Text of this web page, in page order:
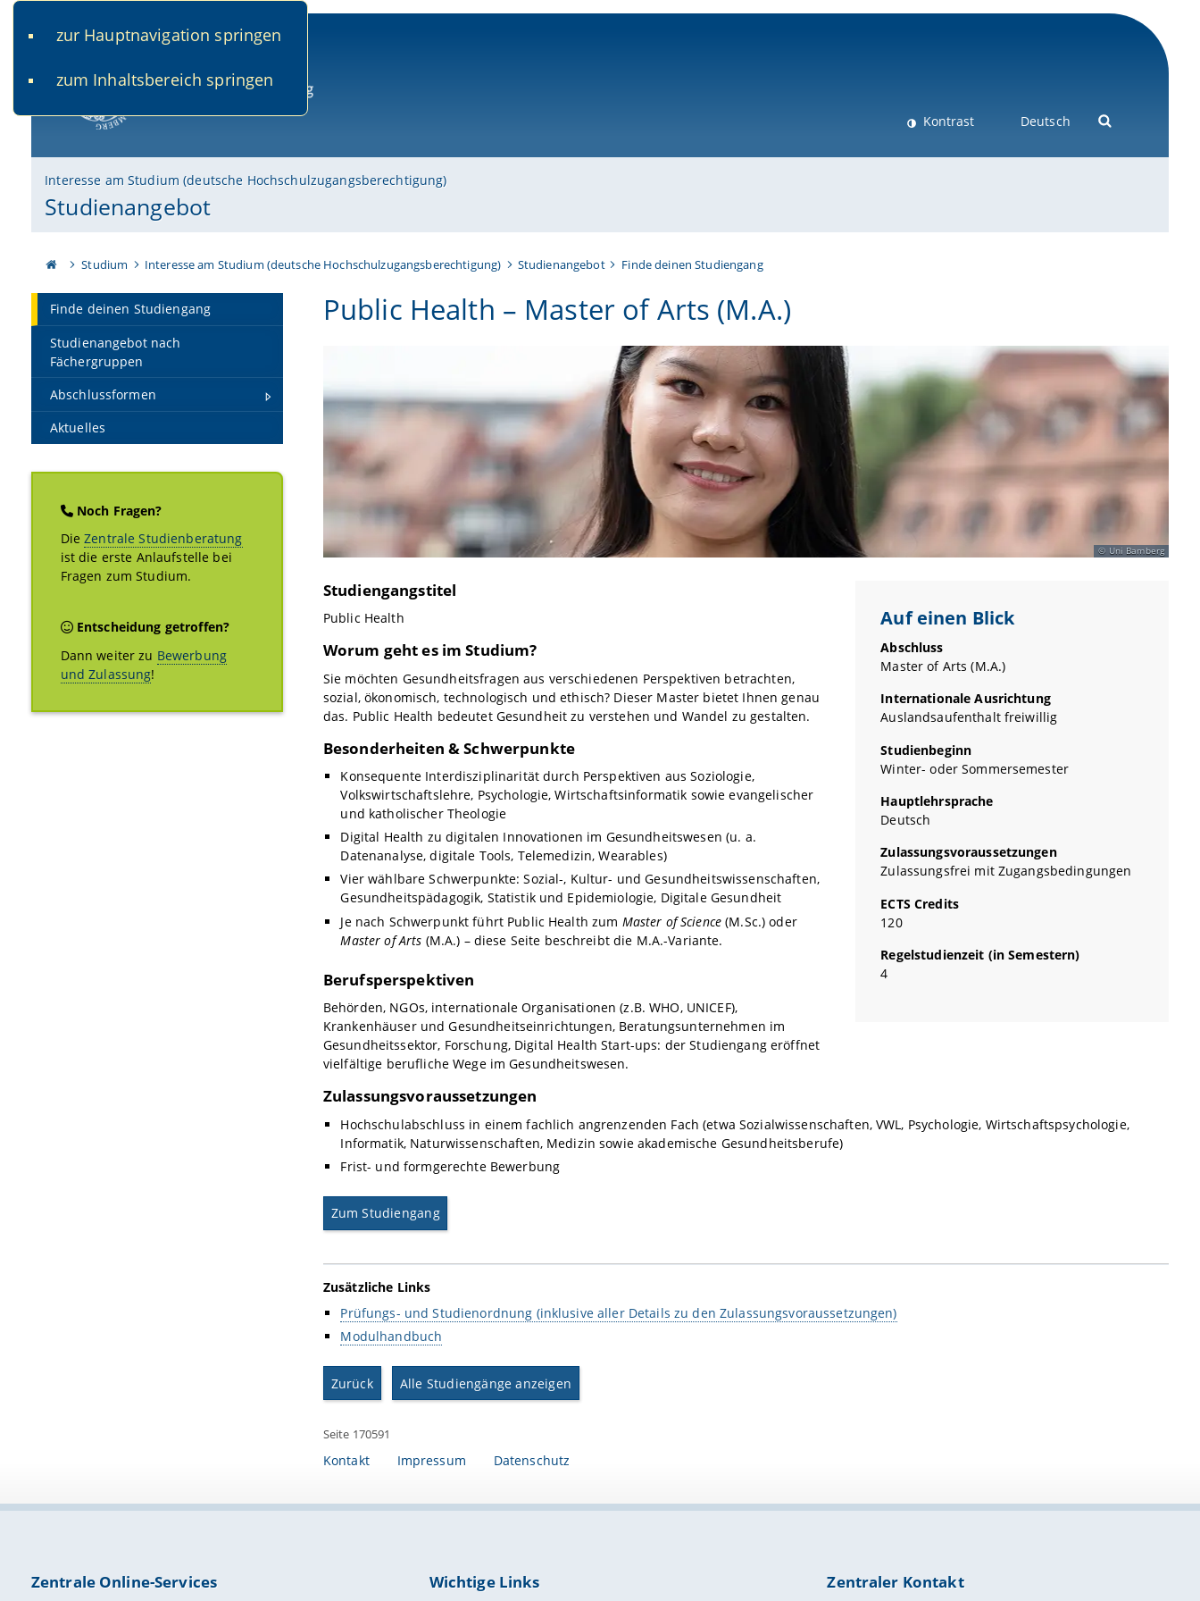
zur Hauptnavigation springen
zum Inhaltsbereich springen
Kontrast Deutsch
Interesse am Studium (deutsche Hochschulzugangsberechtigung)
Studienangebot
Studium Interesse am Studium (deutsche Hochschulzugangsberechtigung) Studienangebot Finde deinen Studiengang
Finde deinen Studiengang
Studienangebot nach
Fächergruppen
Abschlussformen
Aktuelles
Noch Fragen?
DieZentrale Studienberatung
ist die erste Anlaufstelle bei
Fragen zum Studium.
Entscheidung getroffen?
Dann weiter zu Bewerbung
und Zulassung!
Public Health – Master of Arts (M.A.)
Uni Bamberg
Auf einen Blick
Abschluss
Master of Arts (M.A.)
Internationale Ausrichtung
Auslandsaufenthalt freiwillig
Studienbeginn
Winter- oder Sommersemester
Hauptlehrsprache
Deutsch
Zulassungsvoraussetzungen
Zulassungsfrei mit Zugangsbedingungen
ECTS Credits
120
Regelstudienzeit (in Semestern)
4
Studiengangstitel
Public Health
Worum geht es im Studium?
Sie möchten Gesundheitsfragen aus verschiedenen Perspektiven betrachten,
sozial, ökonomisch, technologisch und ethisch? Dieser Master bietet Ihnen genau
das. Public Health bedeutet Gesundheit zu verstehen und Wandel zu gestalten.
Besonderheiten & Schwerpunkte
Konsequente Interdisziplinarität durch Perspektiven aus Soziologie,
Volkswirtschaftslehre, Psychologie, Wirtschaftsinformatik sowie evangelischer
und katholischer Theologie
Digital Health zu digitalen Innovationen im Gesundheitswesen (u. a.
Datenanalyse, digitale Tools, Telemedizin, Wearables)
Vier wählbare Schwerpunkte: Sozial-, Kultur- und Gesundheitswissenschaften,
Gesundheitspädagogik, Statistik und Epidemiologie, Digitale Gesundheit
Je nach Schwerpunkt führt Public Health zum Master of Science (M.Sc.) oder
Master of Arts (M.A.) – diese Seite beschreibt die M.A.-Variante.
Berufsperspektiven
Behörden, NGOs, internationale Organisationen (z.B. WHO, UNICEF),
Krankenhäuser und Gesundheitseinrichtungen, Beratungsunternehmen im
Gesundheitssektor, Forschung, Digital Health Start-ups: derStudiengang eröffnet
vielfältige berufliche Wege im Gesundheitswesen.
Zulassungsvoraussetzungen
Hochschulabschluss in einem fachlich angrenzenden Fach (etwa Sozialwissenschaften, VWL, Psychologie, Wirtschaftspsychologie,
Informatik, Naturwissenschaften, Medizin sowie akademische Gesundheitsberufe)
Frist- und formgerechte Bewerbung
Zum Studiengang
Zusätzliche Links
Prüfungs- und Studienordnung (inklusive aller Details zu den Zulassungsvoraussetzungen)
Modulhandbuch
Zurück Alle Studiengänge anzeigen
Seite 170591
Kontakt Impressum Datenschutz
Zentrale Online-Services Wichtige Links Zentraler Kontakt